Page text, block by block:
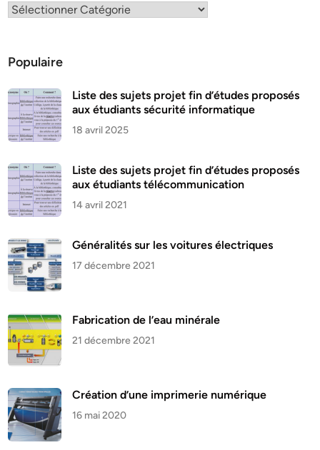
Populaire
Liste des sujets projet fin d’études proposés
aux étudiants sécurité informatique
18 avril 2025
Liste des sujets projet fin d’études proposés
aux étudiants télécommunication
14 avril 2021
Généralités sur les voitures électriques
17 décembre 2021
Fabrication de l’eau minérale
21 décembre 2021
Création d’une imprimerie numérique
16 mai 2020